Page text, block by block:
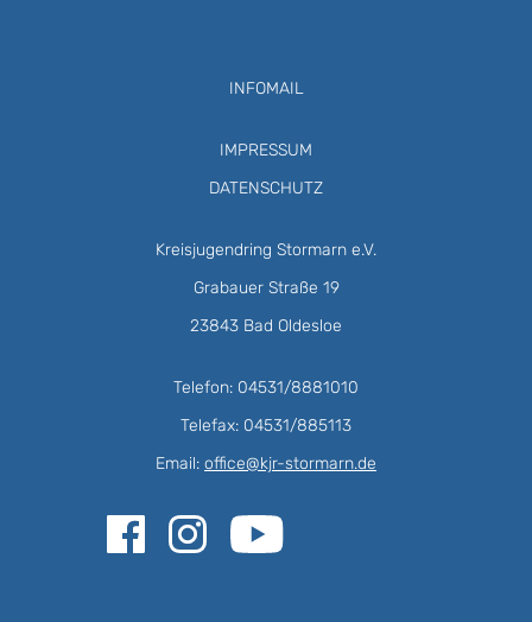
INFOMAIL
IMPRESSUM
DATENSCHUTZ
Kreisjugendring Stormarn e.V.
Grabauer Straße 19
23843 Bad Oldesloe
Telefon: 04531/8881010
Telefax: 04531/885113
Email: office@kjr-stormarn.de